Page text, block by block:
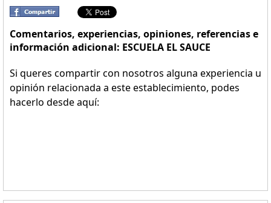
Comentarios, experiencias, opiniones, referencias e
información adicional: ESCUELA EL SAUCE
Si queres compartir con nosotros alguna experiencia u
opinión relacionada a este establecimiento, podes
hacerlo desde aquí: